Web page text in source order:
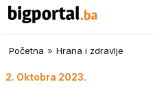
Početna » Hrana i zdravlje
2. Oktobra 2023.